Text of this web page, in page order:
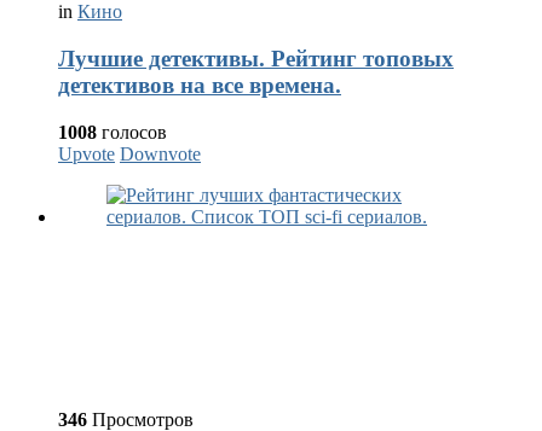
in Кино
Лучшие детективы. Рейтинг топовых
детективов на все времена.
1008 голосов
Upvote Downvote
346 Просмотров